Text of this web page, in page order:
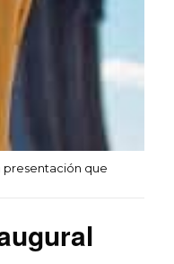
presentación que